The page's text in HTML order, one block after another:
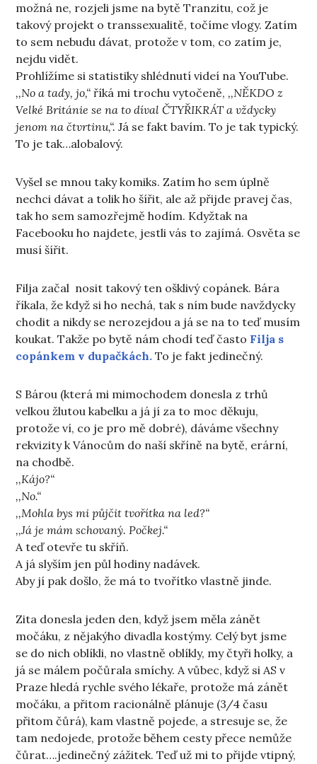
možná ne, rozjeli jsme na bytě Tranzitu, což je
takový projekt o transsexualitě, točíme vlogy. Zatím
to sem nebudu dávat, protože v tom, co zatím je,
nejdu vidět.
Prohlížíme si statistiky shlédnutí videí na YouTube.
,,No a tady, jo,“říká mi trochu vytočeně,,,NĚKDO z
Velké Británie se na to díval ČTYŘIKRÁT a vždycky
jenom na čtvrtinu,“.Já se fakt bavím. To je tak typický.
To je tak…alobalový.
Vyšel se mnou taky komiks. Zatím ho sem úplně
nechci dávat a tolik ho šířit, ale až přijde pravej čas,
tak ho sem samozřejmě hodím. Kdyžtak na
Facebooku ho najdete, jestli vás to zajímá. Osvěta se
musí šířit.
Filja začal nosit takový ten ošklivý copánek. Bára
říkala, že když si ho nechá, tak s ním bude navždycky
chodit a nikdy se nerozejdou a já se na to teď musím
koukat. Takže po bytě nám chodí teď často Filja s
copánkem v dupačkách. To je fakt jedinečný.
S Bárou (která mi mimochodem donesla z trhů
velkou žlutou kabelku a já jí za to moc děkuju,
protože ví, co je pro mě dobré), dáváme všechny
rekvizity k Vánocům do naší skříně na bytě, erární,
na chodbě.
,,Kájo?“
,,No.“
,,Mohla bys mi půjčit tvořítka na led?“
,,Já je mám schovaný. Počkej.“
A teď otevře tu skříň.
A já slyším jen půl hodiny nadávek.
Aby jí pak došlo, že má to tvořítko vlastně jinde.
Zita donesla jeden den, když jsem měla zánět
močáku, z nějakýho divadla kostýmy. Celý byt jsme
se do nich oblíkli, no vlastně oblíkly, my čtyři holky, a
já se málem počůrala smíchy. A vůbec, když si AS v
Praze hledá rychle svého lékaře, protože má zánět
močáku, a přitom racionálně plánuje (3/4 času
přitom čůrá), kam vlastně pojede, a stresuje se, že
tam nedojede, protože během cesty přece nemůže
čůrat….jedinečný zážitek. Teď už mi to přijde vtipný,